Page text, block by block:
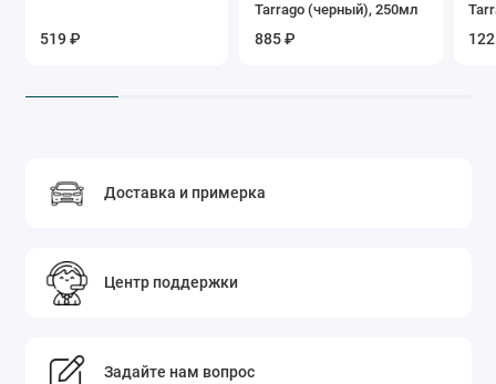
519 ₽
Tarrago (черный), 250мл
885 ₽
Доставка и примерка
Центр поддержки
Задайте нам вопрос